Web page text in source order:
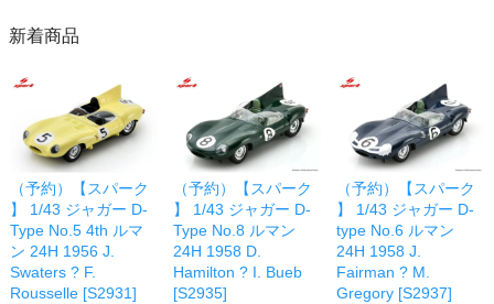
新着商品
（予約）【スパーク
】 1/43 ジャガー D-
Type No.5 4th ルマ
ン 24H 1956 J.
Swaters ? F.
Rousselle [S2931]
（予約）【スパーク
】 1/43 ジャガー D-
Type No.8 ルマン
24H 1958 D.
Hamilton ? I. Bueb
[S2935]
（予約）【スパーク
】 1/43 ジャガー D-
type No.6 ルマン
24H 1958 J.
Fairman ? M.
Gregory [S2937]